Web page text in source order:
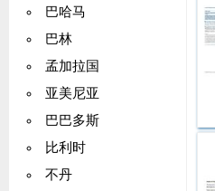
巴哈马
巴林
孟加拉国
亚美尼亚
巴巴多斯
比利时
不丹